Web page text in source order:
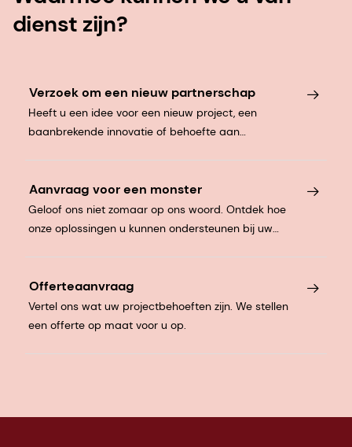
dienst zijn?
Verzoek om een nieuw partnerschap
Heeft u een idee voor een nieuw project, een
baanbrekende innovatie of behoefte aan
Aanvraag voor een monster
Geloof ons niet zomaar op ons woord. Ontdek hoe
onze oplossingen u kunnen ondersteunen bij uw
Offerteaanvraag
Vertel ons wat uw projectbehoeften zijn. We stellen
een offerte op maat voor u op.